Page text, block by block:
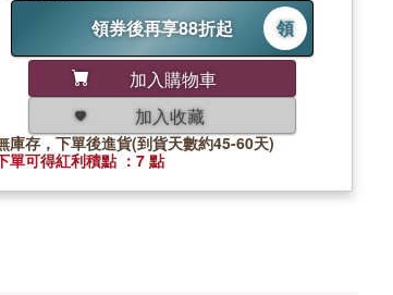
領券後再享88折起
領
加入購物車
加入收藏
庫存，下單後進貨(到貨天數約45-60天)
單可得紅利積點 ：7 點